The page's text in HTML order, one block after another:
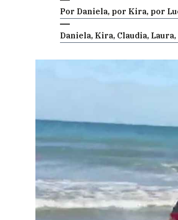
Por Daniela, por Kira, por
Daniela, Kira, Claudia,